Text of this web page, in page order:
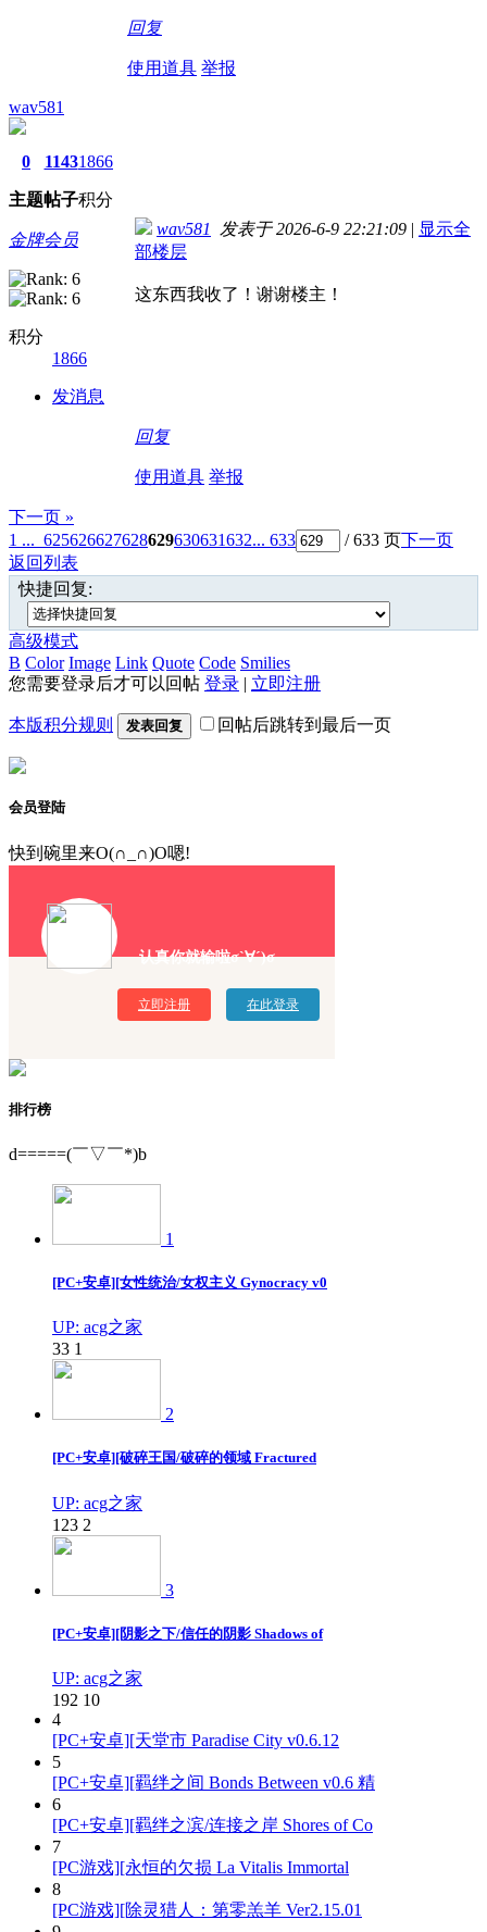
回复
使用道具 举报
wav581
0
主题
1143
帖子
1866
积分
金牌会员
积分
1866
发消息
wav581 发表于 2026-6-9 22:21:09 | 显示全
部楼层
这东西我收了！谢谢楼主！
回复
使用道具 举报
下一页 »
1 ... 625626627628629630631632... 633 / 633 页下一页
返回列表
快捷回复:
高级模式
B Color Image Link Quote Code Smilies
您需要登录后才可以回帖 登录 | 立即注册
本版积分规则 发表回复 回帖后跳转到最后一页
会员登陆
快到碗里来O(∩_∩)O嗯!
认真你就输啦σ`∀´)σ
立即注册 在此登录
排行榜
d=====(￣▽￣*)b
1
[PC+安卓][女性统治/女权主义 Gynocracy v0
UP: acg之家
33 1
2
[PC+安卓][破碎王国/破碎的领域 Fractured
UP: acg之家
123 2
3
[PC+安卓][阴影之下/信任的阴影 Shadows of
UP: acg之家
192 10
4
[PC+安卓][天堂市 Paradise City v0.6.12
5
[PC+安卓][羁绊之间 Bonds Between v0.6 精
6
[PC+安卓][羁绊之滨/连接之岸 Shores of Co
7
[PC游戏][永恒的欠损 La Vitalis Immortal
8
[PC游戏][除灵猎人：第零羔羊 Ver2.15.01